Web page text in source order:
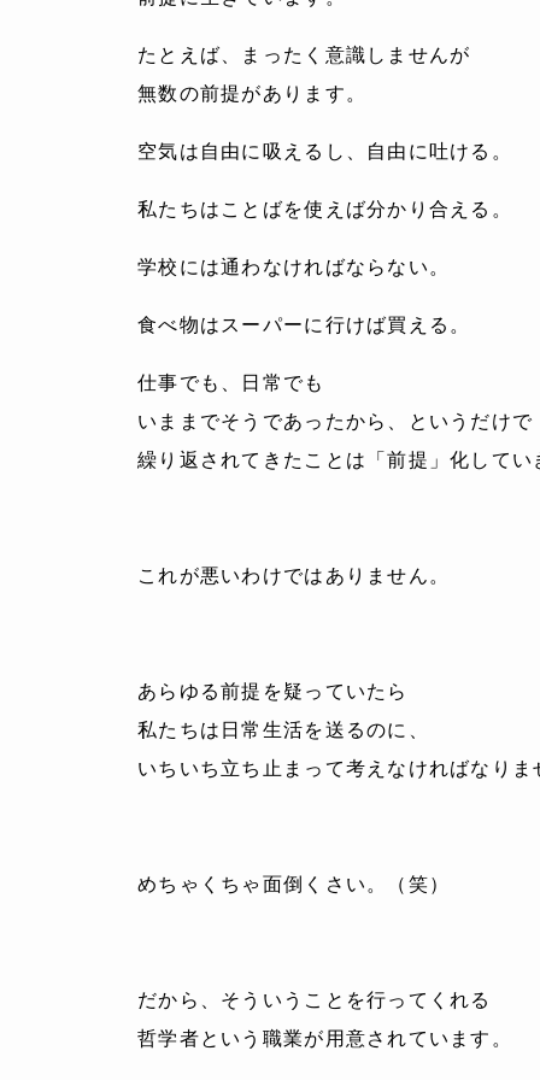
たとえば、まったく意識しませんが
無数の前提があります。
空気は自由に吸えるし、自由に吐ける。
私たちはことばを使えば分かり合える。
学校には通わなければならない。
食べ物はスーパーに行けば買える。
仕事でも、日常でも
いままでそうであったから、というだけで
繰り返されてきたことは「前提」化してい
これが悪いわけではありません。
あらゆる前提を疑っていたら
私たちは日常生活を送るのに、
いちいち立ち止まって考えなければなりま
めちゃくちゃ面倒くさい。（笑）
だから、そういうことを行ってくれる
哲学者という職業が用意されています。